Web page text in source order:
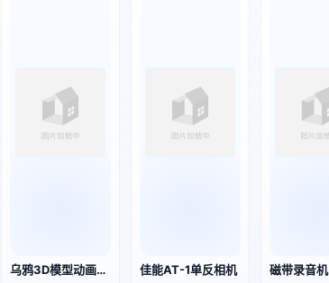
乌鸦3D模型动画FBX模型 佳能AT-1单反相机 磁带录音机